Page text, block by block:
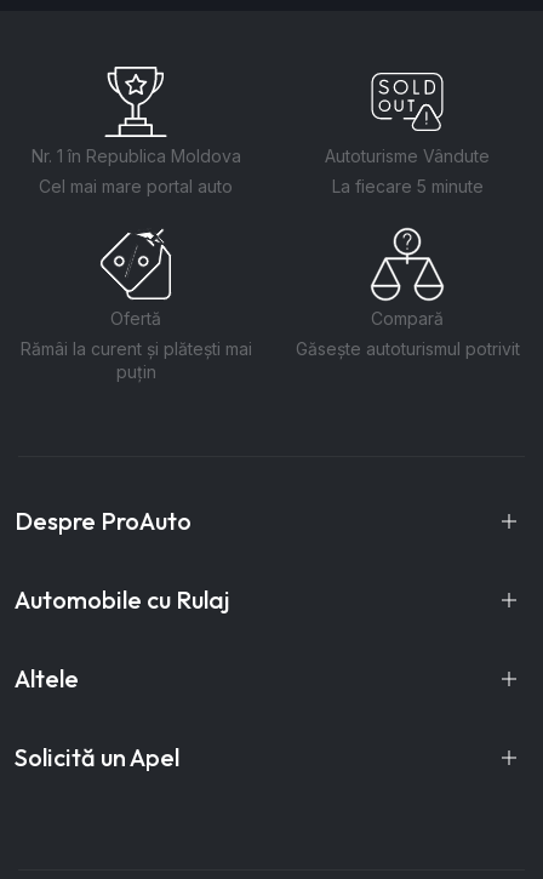
Nr. 1 în Republica Moldova
Cel mai mare portal auto
Autoturisme Vândute
La fiecare 5 minute
Ofertă
Rămâi la curent și plătești mai
puțin
Compară
Găsește autoturismul potrivit
Despre ProAuto
Automobile cu Rulaj
Altele
Solicită un Apel